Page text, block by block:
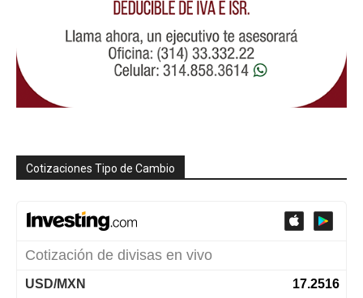
Cotizaciones Tipo de Cambio